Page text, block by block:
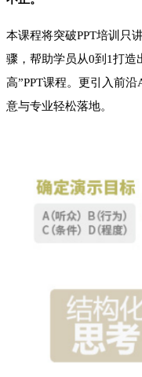
本课程将突破PPT培训只
骤，帮助学员从0到1打造
高”PPT课程。更引入前
意与专业轻松落地。